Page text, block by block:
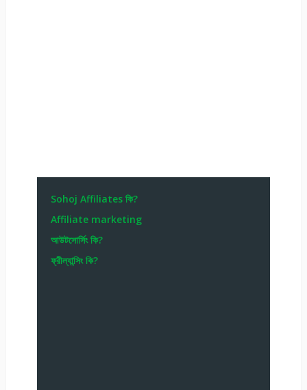
Sohoj Affiliates কি?
Affiliate marketing
আউটসোর্সিং কি?
ফ্রীল্যান্সিং কি?